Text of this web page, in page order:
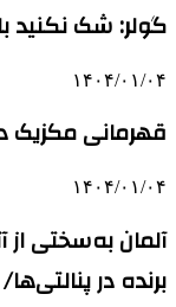
گولر: شک نکنید
۱۴۰۴/۰۱/۰۴
قهرمانی مکزیک
۱۴۰۴/۰۱/۰۴
آلمان به‌سختی از
برنده در